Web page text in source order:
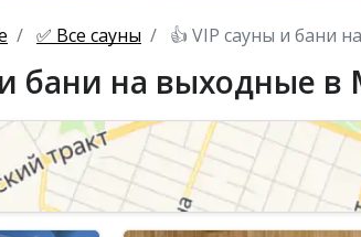
✅ Все сауны 👍 VIP сауны и бани
бани на выходные в